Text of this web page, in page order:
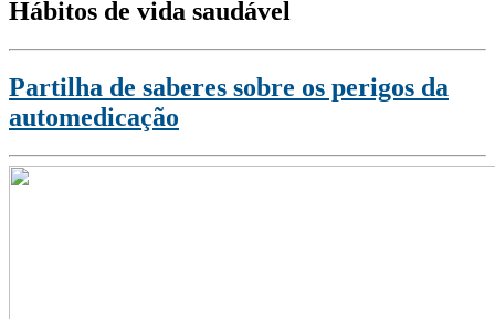
Hábitos de vida saudável
Partilha de saberes sobre os perigos da
automedicação